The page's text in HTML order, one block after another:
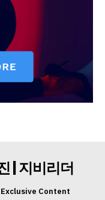
| 지비리더
Exclusive Content